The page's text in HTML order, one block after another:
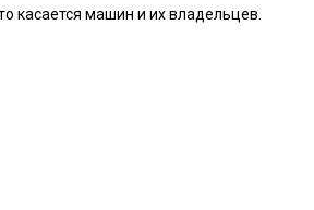
касается машин и их владельцев.